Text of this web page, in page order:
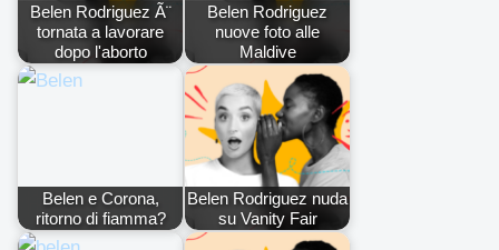
Belen Rodriguez Ã¨
tornata a lavorare
dopo l'aborto
Belen Rodriguez
nuove foto alle
Maldive
Belen e Corona,
ritorno di fiamma?
Belen Rodriguez nuda
su Vanity Fair